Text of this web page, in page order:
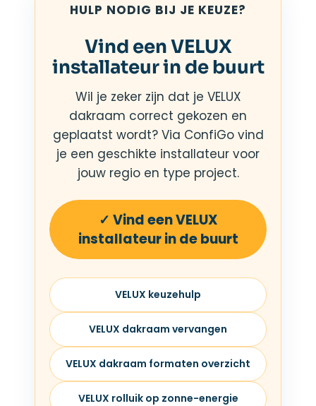
HULP NODIG BIJ JE KEUZE?
Vind een VELUX
installateur in de buurt
Wil je zeker zijn dat je VELUX
dakraam correct gekozen en
geplaatst wordt? Via ConfiGo vind
je een geschikte installateur voor
jouw regio en type project.
✓ Vind een VELUX
installateur in de buurt
VELUX keuzehulp
VELUX dakraam vervangen
VELUX dakraam formaten overzicht
VELUX rolluik op zonne-energie